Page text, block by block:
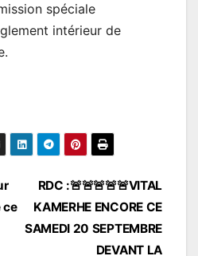
spéciale
intérieur de
RDC :🚨🚨🚨🚨🚨VITAL
KAMERHE ENCORE CE
SAMEDI 20 SEPTEMBRE
DEVANT LA
ce